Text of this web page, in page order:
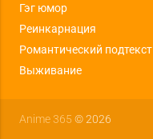
Гэг юмор
Реинкарнация
Романтический подтекст
Выживание
Anime 365 © 2026